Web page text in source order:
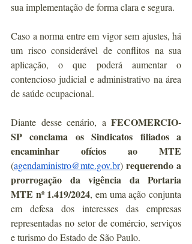
sua implementação de forma clara e segura.
Caso a norma entre em vigor sem ajustes, há
um risco considerável de conflitos na sua
aplicação, o que poderá aumentar o
contencioso judicial e administrativo na área
de saúde ocupacional.
Diante desse cenário, a FECOMERCIO-
SP conclama os Sindicatos filiados a
(agendaministro@mte.gov.br) requerendo a
prorrogação da vigência da Portaria
MTE nº 1.419/2024, em uma ação conjunta
em defesa dos interesses das empresas
representadas no setor de comércio, serviços
e turismo do Estado de São Paulo.